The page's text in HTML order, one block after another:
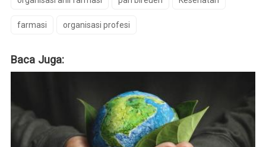
farmasi organisasi profesi
Baca Juga: